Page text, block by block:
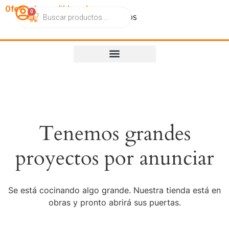
OfertasImperdibles.cl
CatálogoContactoNosotros
0
Tenemos grandes
proyectos por anunciar
Se está cocinando algo grande. Nuestra tienda está en
obras y pronto abrirá sus puertas.